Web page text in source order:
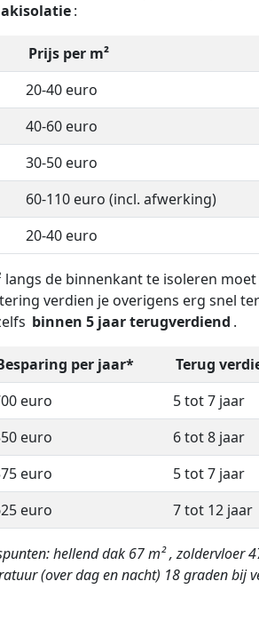
:
Prijs per m²
20-40 euro
40-60 euro
30-50 euro
60-110 euro (incl. afwerking)
20-40 euro
de binnenkant te isoleren moet
verdien je overigens erg snel
binnen 5 jaar terugverdiend .
per jaar*
Terug
euro
5 tot 7 jaar
euro
6 tot 8 jaar
euro
5 tot 7 jaar
euro 7 tot 12 jaar
hellend dak 67 m² , zoldervloer
(over dag en nacht) 18 graden bij